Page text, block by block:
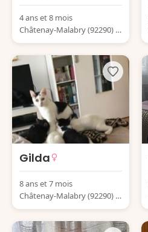
4 ans et 8 mois
Châtenay-Malabry (92290) F
rance
Gilda
8 ans et 7 mois
Châtenay-Malabry (92290) F
rance